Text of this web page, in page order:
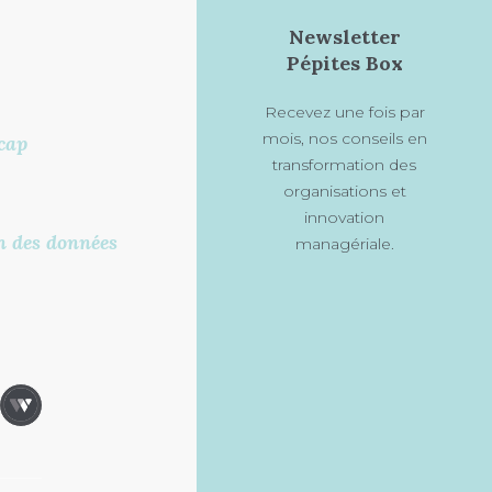
données
Newsletter
Pépites Box
Recevez une fois par
mois, nos conseils en
transformation des
organisations et
innovation
managériale.